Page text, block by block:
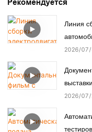
Рекомендуется
Линия
2026 07
Индия.
2026 07